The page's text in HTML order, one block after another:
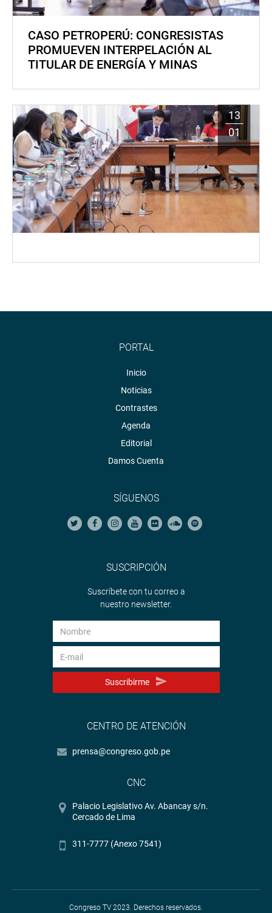
CASO PETROPERÚ: CONGRESISTAS
PROMUEVEN INTERPELACIÓN AL
TITULAR DE ENERGÍA Y MINAS
13
01
PORTAL
Inicio
Noticias
Contrastes
Agenda
Editorial
Damos Cuenta
SÍGUENOS
SUSCRIPCIÓN
Suscríbete con tu correo a
nuestro newsletter.
Suscribirme
CENTRO DE ATENCIÓN
prensa@congreso.gob.pe
CNC
Palacio Legislativo Av. Abancay s/n.
Cercado de Lima
311-7777 (Anexo 7541)
Congreso TV 2023. Derechos reservados.